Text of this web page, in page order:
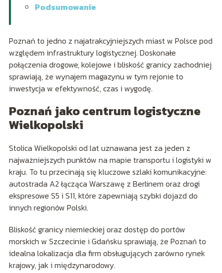
Podsumowanie
Poznań to jedno z najatrakcyjniejszych miast w Polsce pod
względem infrastruktury logistycznej. Doskonałe
połączenia drogowe, kolejowe i bliskość granicy zachodniej
sprawiają, że wynajem magazynu w tym rejonie to
inwestycja w efektywność, czas i wygodę.
Poznań jako centrum logistyczne
Wielkopolski
Stolica Wielkopolski od lat uznawana jest za jeden z
najważniejszych punktów na mapie transportu i logistyki w
kraju. To tu przecinają się kluczowe szlaki komunikacyjne:
autostrada A2 łącząca Warszawę z Berlinem oraz drogi
ekspresowe S5 i S11, które zapewniają szybki dojazd do
innych regionów Polski.
Bliskość granicy niemieckiej oraz dostęp do portów
morskich w Szczecinie i Gdańsku sprawiają, że Poznań to
idealna lokalizacja dla firm obsługujących zarówno rynek
krajowy, jak i międzynarodowy.